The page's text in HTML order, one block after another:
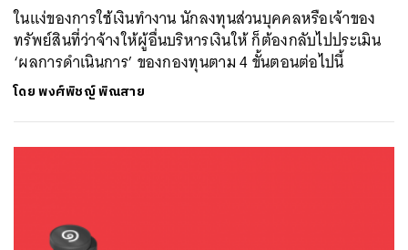
ในแง่ของการใช้เงินทำงาน นักลงทุนส่วนบุคคลหรือเจ้าของ
ทรัพย์สินที่ว่าจ้างให้ผู้อื่นบริหารเงินให้ ก็ต้องกลับไปประเมิน
‘ผลการดำเนินการ’ ของกองทุนตาม 4 ขั้นตอนต่อไปนี้
โดยพงศ์พิชญ์ พิณสาย